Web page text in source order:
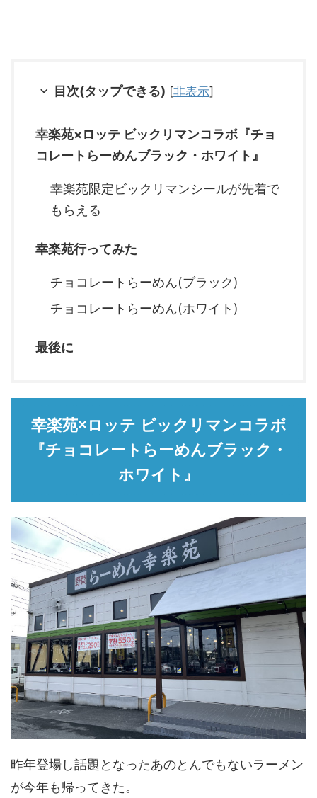
目次(タップできる) [非表示]
幸楽苑×ロッテ ビックリマンコラボ『チョ
コレートらーめんブラック・ホワイト』
幸楽苑限定ビックリマンシールが先着で
もらえる
幸楽苑行ってみた
チョコレートらーめん(ブラック)
チョコレートらーめん(ホワイト)
最後に
幸楽苑×ロッテ ビックリマンコラボ
『チョコレートらーめんブラック・
ホワイト』
昨年登場し話題となったあのとんでもないラーメン
が今年も帰ってきた。